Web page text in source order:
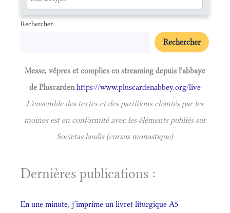
Rechercher
Rechercher
Messe, vêpres et complies en streaming depuis l'abbaye
de Pluscardenhttps://www.pluscardenabbey.org/live
L'ensemble des textes et des partitions chantés par les
moines est en conformité avec les éléments publiés sur
Societas laudis (cursus monastique)
Dernières publications :
En une minute, j’imprime un livret liturgique A5